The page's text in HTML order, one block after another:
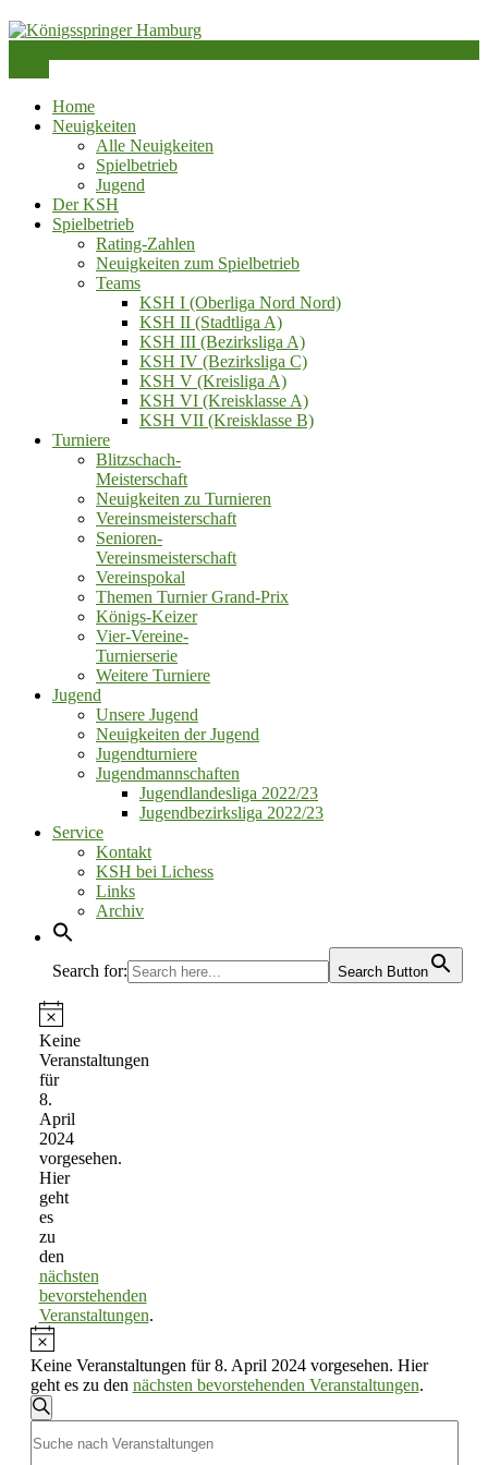
Skip
to
content
Königsspringer Hamburg
Home
Neuigkeiten
Alle Neuigkeiten
Spielbetrieb
Jugend
Der KSH
Spielbetrieb
Rating-Zahlen
Neuigkeiten zum Spielbetrieb
Teams
KSH I (Oberliga Nord Nord)
KSH II (Stadtliga A)
KSH III (Bezirksliga A)
KSH IV (Bezirksliga C)
KSH V (Kreisliga A)
KSH VI (Kreisklasse A)
KSH VII (Kreisklasse B)
Turniere
Blitzschach‑
Meisterschaft
Neuigkeiten zu Turnieren
Vereinsmeisterschaft
Senioren‑
Vereinsmeisterschaft
Vereinspokal
Themen Turnier Grand‑Prix
Königs‑Keizer
Vier‑Vereine‑
Turnierserie
Weitere Turniere
Jugend
Unsere Jugend
Neuigkeiten der Jugend
Jugendturniere
Jugendmannschaften
Jugendlandesliga 2022/23
Jugendbezirksliga 2022/23
Service
Kontakt
KSH bei Lichess
Links
Archiv
Search for: Search Button
Veranstaltungen
für
8.
April
2024
Hinweis
Keine
Veranstaltungen
für
8.
April
2024
vorgesehen.
Hier
geht
es
zu
den
nächsten
bevorstehenden
Veranstaltungen.
Hinweis
Keine Veranstaltungen für 8. April 2024 vorgesehen. Hier
geht es zu den nächsten bevorstehenden Veranstaltungen.
Veranstaltungen
Suche
Suche
Schlüsselwort